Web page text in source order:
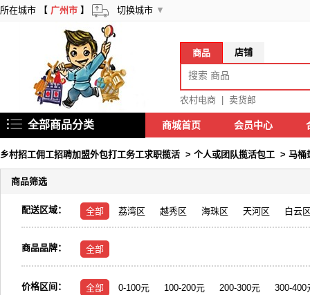
所在城市 【 广州市 】 切换城市 ▼
商品 店铺
农村电商 卖货郎
全部商品分类 商城首页 会员中心
乡村招工佣工招聘加盟外包打工务工求职揽活 > 个人或团队揽活包工 > 马桶
商品筛选
配送区域： 全部 荔湾区 越秀区 海珠区 天河区 白云
商品品牌： 全部
价格区间： 全部 0-100元 100-200元 200-300元 300-400